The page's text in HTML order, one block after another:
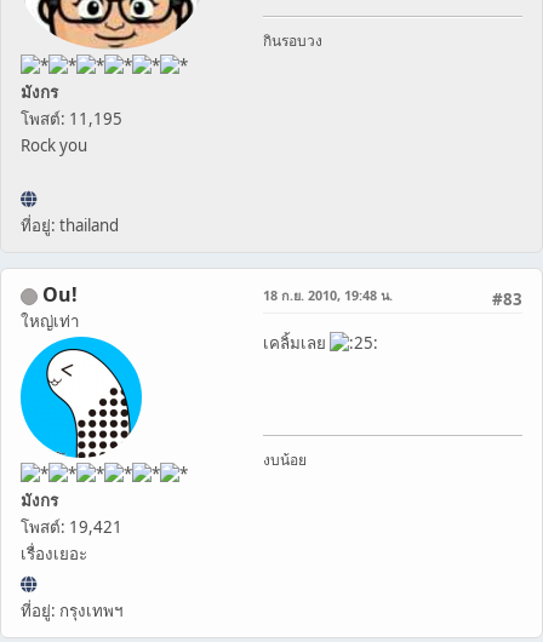
มังกร
โพสต์: 11,195
Rock you
ที่อยู่: thailand
กินรอบวง
Ou!
ใหญ่เท่า
มังกร
โพสต์: 19,421
เรื่องเยอะ
ที่อยู่: กรุงเทพฯ
#83
18 ก.ย. 2010, 19:48 น.
เคลิ้มเลย
งบน้อย